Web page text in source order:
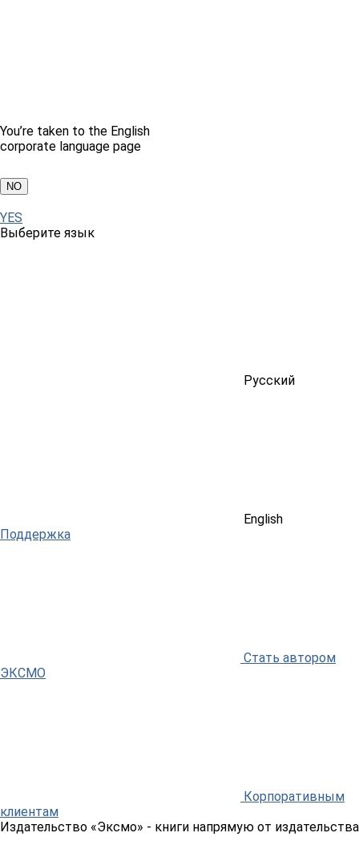
You’re taken to the English
corporate language page
NO
YES
Выберите язык
Русский
English
Поддержка
Стать автором
ЭКСМО
Корпоративным
клиентам
Издательство «Эксмо» - книги напрямую от издательства